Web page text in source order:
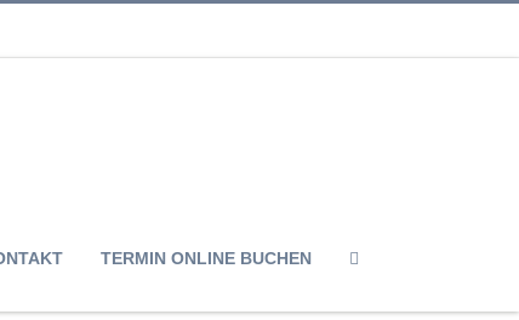
TERMIN ONLINE BUCHEN